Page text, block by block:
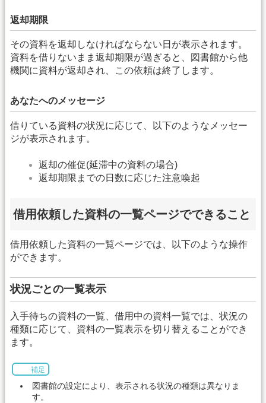
返却期限
その資料を返却しなければならない日が表示されます。
資料を借りないまま返却期限が過ぎると、図書館から他
機関に資料が返却され、この依頼は終了します。
あなたへのメッセージ
借りている資料の状況に応じて、以下のようなメッセー
ジが表示されます。
返却の催促(延滞中の資料の場合)
返却期限までの日数に応じた注意喚起
借用依頼した資料の一覧ページでできること
借用依頼した資料の一覧ページでは、以下のような操作
ができます。
状況ごとの一覧表示
入手待ちの資料の一覧、借用中の資料一覧では、状況の
種類に応じて、資料の一覧表示を切り替えることができ
ます。
補足
図書館の設定により、表示される状況の種類は異なりま
す。